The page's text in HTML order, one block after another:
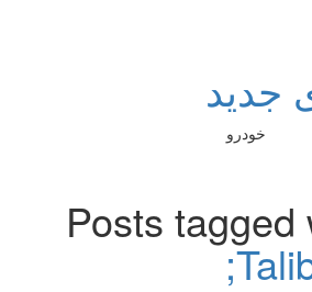
جدید
خودرو
Posts